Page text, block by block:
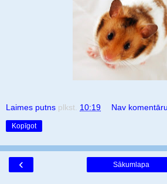
Laimes putns plkst. 10:19 Nav
Kopīgot
‹ Sākumlapa